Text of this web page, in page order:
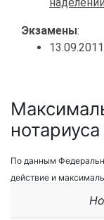
Экзамены:
По данным
действие и